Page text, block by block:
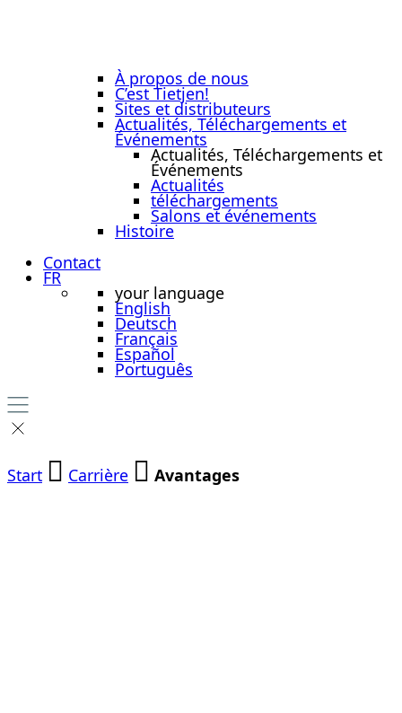
À propos de nous
C’est Tietjen!
Sites et distributeurs
Actualités, Téléchargements et
Événements
Actualités, Téléchargements et
Événements
Actualités
téléchargements
Salons et événements
Histoire
Contact
FR
your language
English
Deutsch
Français
Español
Português
Start Carrière Avantages